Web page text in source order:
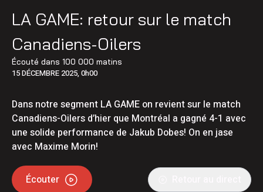
LA GAME: retour sur le match
Canadiens-Oilers
Écouté dans 100 000 matins
15 DÉCEMBRE 2025, 0h00
Dans notre segment LA GAME on revient sur le match
Canadiens-Oilers d’hier que Montréal a gagné 4-1 avec
une solide performance de Jakub Dobes! On en jase
avec Maxime Morin!
Écouter